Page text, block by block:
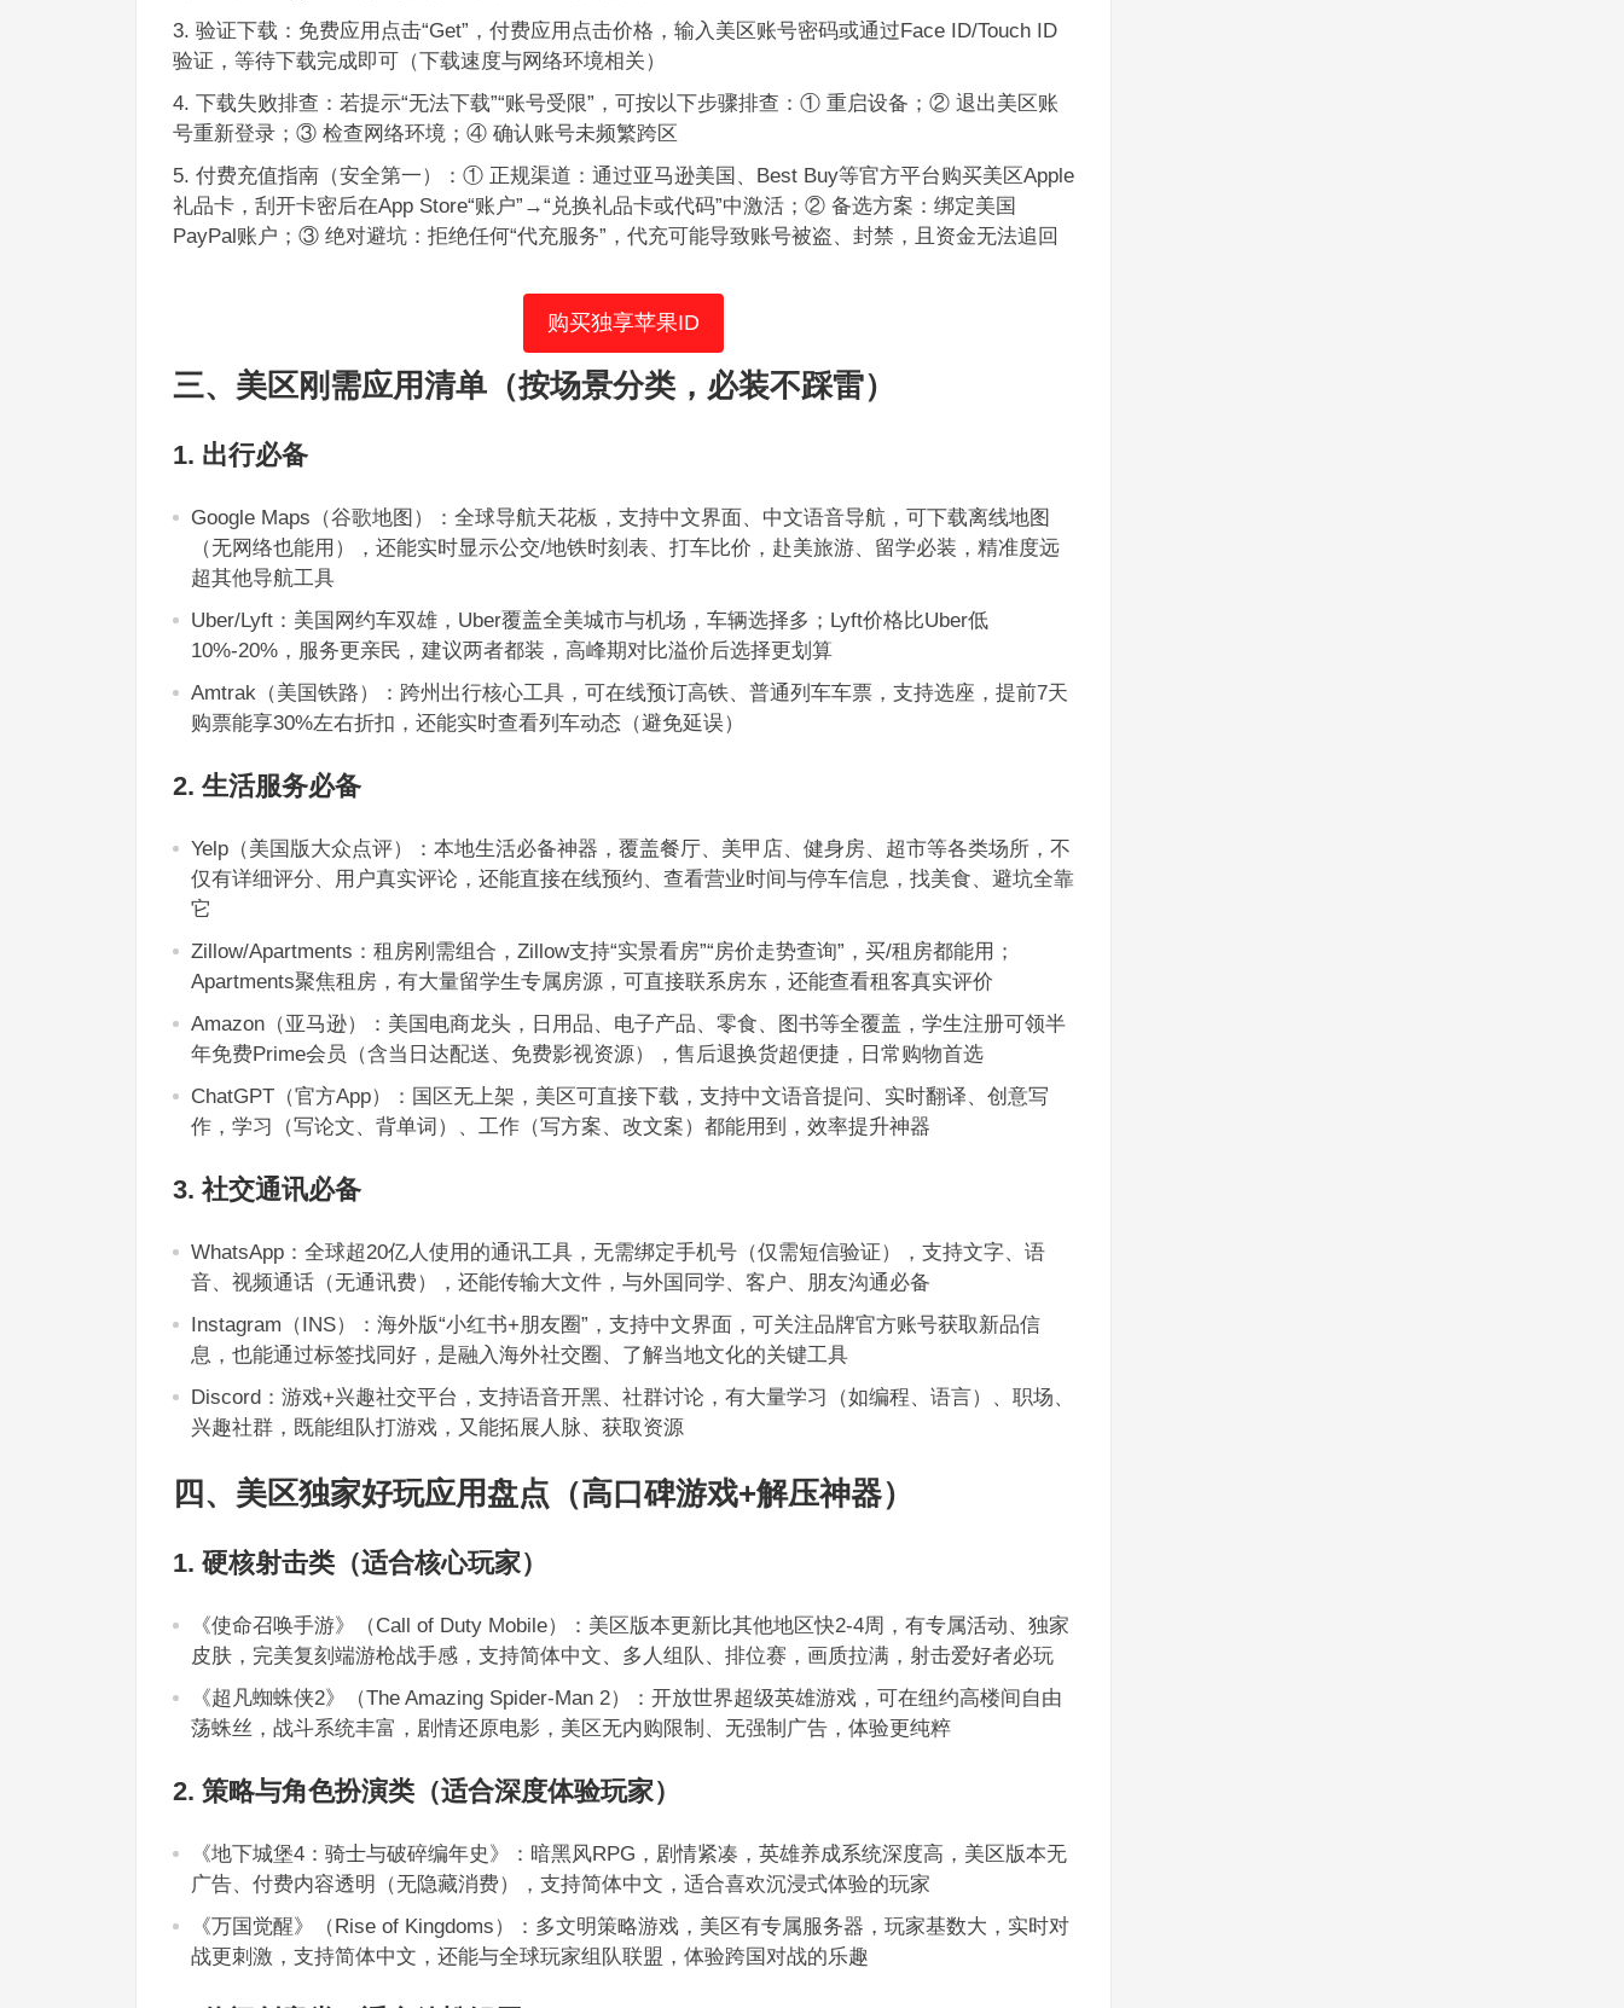
验证下载：免费应用点击“Get”，付费应用点击价格，输入美区账号密码或通过Face ID/Touch ID
验证，等待下载完成即可（下载速度与网络环境相关）
下载失败排查：若提示“无法下载”“账号受限”，可按以下步骤排查：① 重启设备；② 退出美区账
号重新登录；③ 检查网络环境；④ 确认账号未频繁跨区
付费充值指南（安全第一）：① 正规渠道：通过亚马逊美国、Best Buy等官方平台购买美区Apple
礼品卡，刮开卡密后在App Store“账户”→“兑换礼品卡或代码”中激活；② 备选方案：绑定美国
PayPal账户；③ 绝对避坑：拒绝任何“代充服务”，代充可能导致账号被盗、封禁，且资金无法追回
购买独享苹果ID
三、美区刚需应用清单（按场景分类，必装不踩雷）
1. 出行必备
Google Maps（谷歌地图）：全球导航天花板，支持中文界面、中文语音导航，可下载离线地图
（无网络也能用），还能实时显示公交/地铁时刻表、打车比价，赴美旅游、留学必装，精准度远
超其他导航工具
Uber/Lyft：美国网约车双雄，Uber覆盖全美城市与机场，车辆选择多；Lyft价格比Uber低
10%-20%，服务更亲民，建议两者都装，高峰期对比溢价后选择更划算
Amtrak（美国铁路）：跨州出行核心工具，可在线预订高铁、普通列车车票，支持选座，提前7天
购票能享30%左右折扣，还能实时查看列车动态（避免延误）
2. 生活服务必备
Yelp（美国版大众点评）：本地生活必备神器，覆盖餐厅、美甲店、健身房、超市等各类场所，不
仅有详细评分、用户真实评论，还能直接在线预约、查看营业时间与停车信息，找美食、避坑全靠
它
Zillow/Apartments：租房刚需组合，Zillow支持“实景看房”“房价走势查询”，买/租房都能用；
Apartments聚焦租房，有大量留学生专属房源，可直接联系房东，还能查看租客真实评价
Amazon（亚马逊）：美国电商龙头，日用品、电子产品、零食、图书等全覆盖，学生注册可领半
年免费Prime会员（含当日达配送、免费影视资源），售后退换货超便捷，日常购物首选
ChatGPT（官方App）：国区无上架，美区可直接下载，支持中文语音提问、实时翻译、创意写
作，学习（写论文、背单词）、工作（写方案、改文案）都能用到，效率提升神器
3. 社交通讯必备
WhatsApp：全球超20亿人使用的通讯工具，无需绑定手机号（仅需短信验证），支持文字、语
音、视频通话（无通讯费），还能传输大文件，与外国同学、客户、朋友沟通必备
Instagram（INS）：海外版“小红书+朋友圈”，支持中文界面，可关注品牌官方账号获取新品信
息，也能通过标签找同好，是融入海外社交圈、了解当地文化的关键工具
Discord：游戏+兴趣社交平台，支持语音开黑、社群讨论，有大量学习（如编程、语言）、职场、
兴趣社群，既能组队打游戏，又能拓展人脉、获取资源
四、美区独家好玩应用盘点（高口碑游戏+解压神器）
1. 硬核射击类（适合核心玩家）
《使命召唤手游》（Call of Duty Mobile）：美区版本更新比其他地区快2-4周，有专属活动、独家
皮肤，完美复刻端游枪战手感，支持简体中文、多人组队、排位赛，画质拉满，射击爱好者必玩
《超凡蜘蛛侠2》（The Amazing Spider-Man 2）：开放世界超级英雄游戏，可在纽约高楼间自由
荡蛛丝，战斗系统丰富，剧情还原电影，美区无内购限制、无强制广告，体验更纯粹
2. 策略与角色扮演类（适合深度体验玩家）
《地下城堡4：骑士与破碎编年史》：暗黑风RPG，剧情紧凑，英雄养成系统深度高，美区版本无
广告、付费内容透明（无隐藏消费），支持简体中文，适合喜欢沉浸式体验的玩家
《万国觉醒》（Rise of Kingdoms）：多文明策略游戏，美区有专属服务器，玩家基数大，实时对
战更刺激，支持简体中文，还能与全球玩家组队联盟，体验跨国对战的乐趣